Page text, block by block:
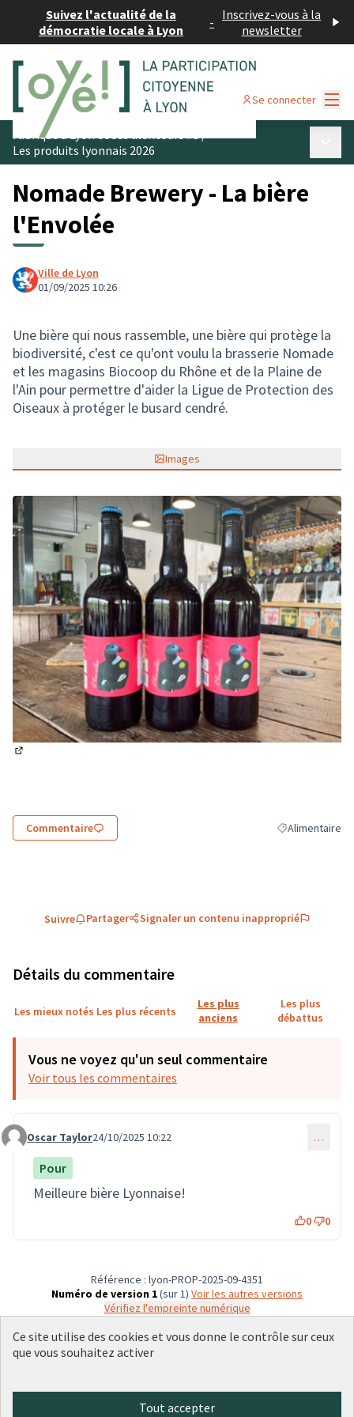
Suivez l'actualité de la
démocratie locale à Lyon
- Inscrivez-vous à la
newsletter
Se connecter
Fabriqué à Lyon et ses alentours #3/
Les produits lyonnais 2026
Nomade Brewery - La bière
l'Envolée
Ville de Lyon
01/09/2025 10:26
Une bière qui nous rassemble, une bière qui protège la
biodiversité, c'est ce qu'ont voulu la brasserie Nomade
et les magasins Biocoop du Rhône et de la Plaine de
l'Ain pour permettre d'aider la Ligue de Protection des
Oiseaux à protéger le busard cendré.
Images
Commentaire Filtrer les
Alimentaire
Suivre Partager Signaler un contenu inapproprié
Détails du commentaire
Les mieux notés Les plus récents
Les plus
anciens
Les plus
débattus
Vous ne voyez qu'un seul commentaire
Voir tous les commentaires
Commentaire 3944
Oscar Taylor24/10/2025 10:22 …
Pour
Meilleure bière Lyonnaise!
0 0
Référence : lyon-PROP-2025-09-4351
Numéro de version 1(sur 1)
voir les autres versions
Vérifiez l'empreinte numérique
Ce site utilise des cookies et vous donne le contrôle sur ceux
que vous souhaitez activer
Tout accepter